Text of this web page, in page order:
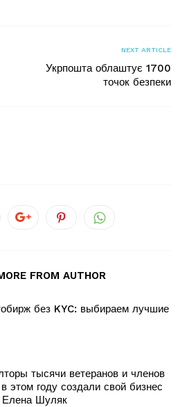
NEXT ARTICLE
Укрпошта облаштує 1700
точок безпеки
FROM AUTHOR
без KYC: выбираем лучшие
тысячи ветеранов и членов
этом году создали свой бизнес
Елена Шуляк